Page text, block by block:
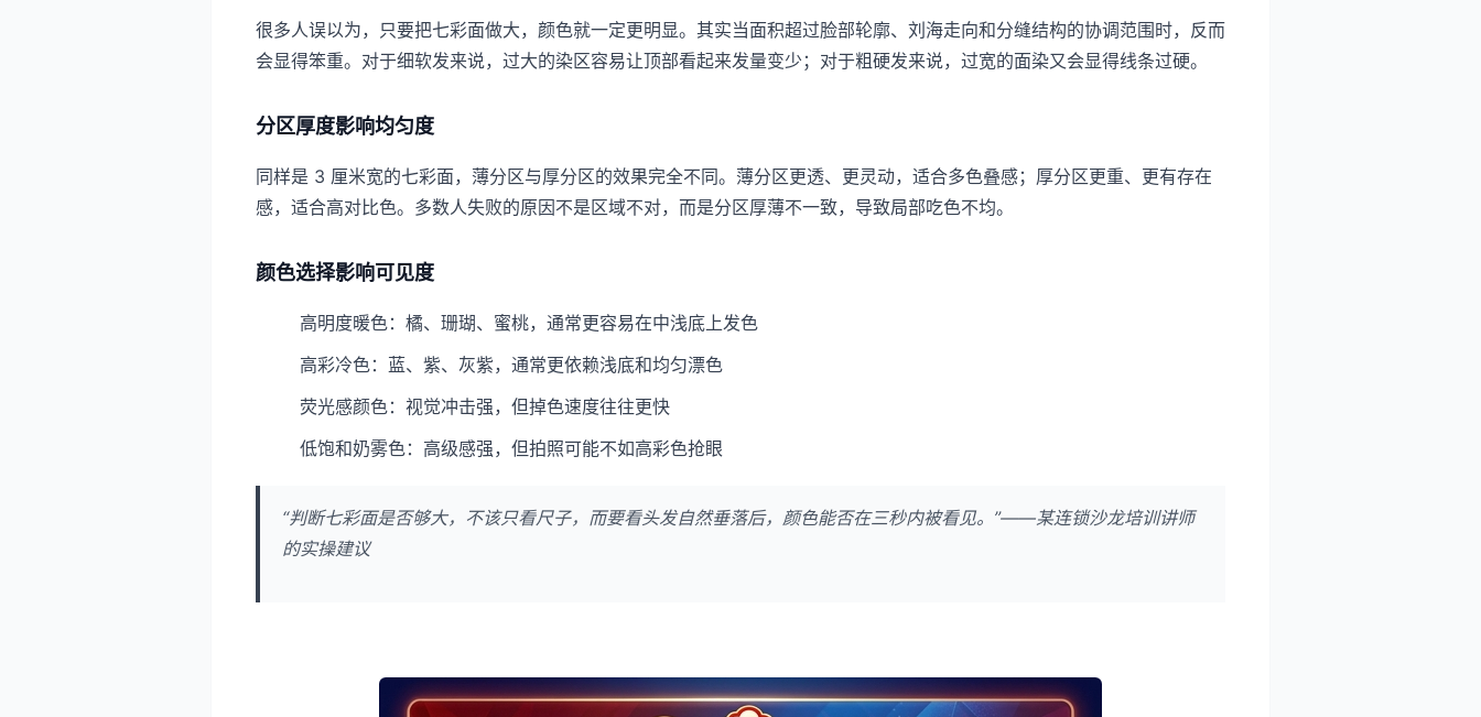
很多人误以为，只要把七彩面做大，颜色就一定更明显。其实当面积超过脸部轮廓、刘海走向和分缝结构的协调范围时，反而
会显得笨重。对于细软发来说，过大的染区容易让顶部看起来发量变少；对于粗硬发来说，过宽的面染又会显得线条过硬。
分区厚度影响均匀度
同样是 3 厘米宽的七彩面，薄分区与厚分区的效果完全不同。薄分区更透、更灵动，适合多色叠感；厚分区更重、更有存在
感，适合高对比色。多数人失败的原因不是区域不对，而是分区厚薄不一致，导致局部吃色不均。
颜色选择影响可见度
高明度暖色：橘、珊瑚、蜜桃，通常更容易在中浅底上发色
高彩冷色：蓝、紫、灰紫，通常更依赖浅底和均匀漂色
荧光感颜色：视觉冲击强，但掉色速度往往更快
低饱和奶雾色：高级感强，但拍照可能不如高彩色抢眼
“判断七彩面是否够大，不该只看尺子，而要看头发自然垂落后，颜色能否在三秒内被看见。”——某连锁沙龙培训讲师
的实操建议